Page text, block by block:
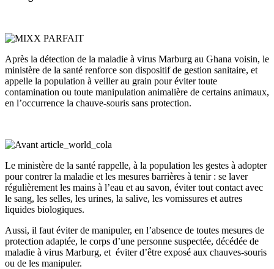
Après la détection de la maladie à virus Marburg au Ghana voisin, le
ministère de la santé renforce son dispositif de gestion sanitaire, et
appelle la population à veiller au grain pour éviter toute
contamination ou toute manipulation animalière de certains animaux,
en l’occurrence la chauve-souris sans protection.
Le ministère de la santé rappelle, à la population les gestes à adopter
pour contrer la maladie et les mesures barrières à tenir : se laver
régulièrement les mains à l’eau et au savon, éviter tout contact avec
le sang, les selles, les urines, la salive, les vomissures et autres
liquides biologiques.
Aussi, il faut éviter de manipuler, en l’absence de toutes mesures de
protection adaptée, le corps d’une personne suspectée, décédée de
maladie à virus Marburg, et éviter d’être exposé aux chauves-souris
ou de les manipuler.